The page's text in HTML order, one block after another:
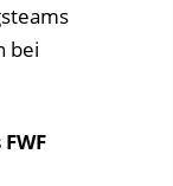
bei